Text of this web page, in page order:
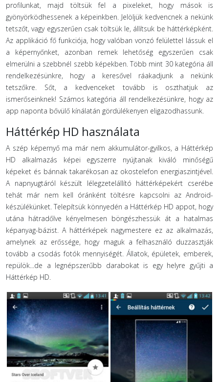
profilunkat, majd töltsük fel a pixeleket, hogy mások is
gyönyörködhessenek a képeinkben. Jelöljük kedvencnek a nekünk
tetszőt, vagy egyszerűen csak töltsük le, állítsuk be háttérképként.
Az applikáció fő funkciója, hogy valóban vonzó felülettel lássuk el
a képernyőnket, azonban remek lehetőség egyszerűen csak
elmerülni a szebbnél szebb képekben. Több mint 30 kategória áll
rendelkezésünkre, hogy a keresővel ráakadjunk a nekünk
tetszőkre. Sőt, a kedvenceket tovább is oszthatjuk az
ismerőseinknek! Számos kategória áll rendelkezésünkre, hogy az
app naponta bővülő kínálatán gördülékenyen eligazodhassunk.
Háttérkép HD használata
A szép képernyő ma már nem akkumulátor-gyilkos, a Háttérkép
HD alkalmazás képei egyszerre nyújtanak kiváló minőségű
képeket és bánnak takarékosan az okostelefon energiaszintjével.
A napnyugtáról készült lélegzetelállító háttérképekért cserébe
tehát már nem kell óránként töltésre kapcsolni az Android-
készülékünket. Telepítsük könnyedén a Háttérkép HD appot, hogy
utána hátradőlve kényelmesen böngészhessük át a hatalmas
képanyag-bázist. A háttérképek nagymestere ez az alkalmazás,
amelynek az erőssége, hogy maguk a felhasználó duzzasztják
tovább a csodás fotók mennyiségét. Állatok, épületek, emberek,
repülök...de a legnépszerűbb darabokat is egy helyre gyűjti a
Háttérkép HD.